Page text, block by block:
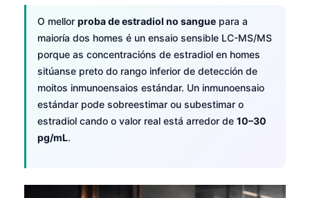
O mellor proba de estradiol no sangue para a
maioría dos homes é un ensaio sensible LC-MS/MS
porque as concentracións de estradiol en homes
sitúanse preto do rango inferior de detección de
moitos inmunoensaios estándar. Un inmunoensaio
estándar pode sobreestimar ou subestimar o
estradiol cando o valor real está arredor de 10–30
pg/mL.